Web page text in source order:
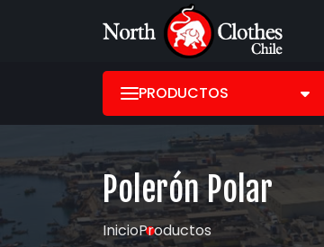
PRODUCTOS
Polerón Polar
InicioProductos